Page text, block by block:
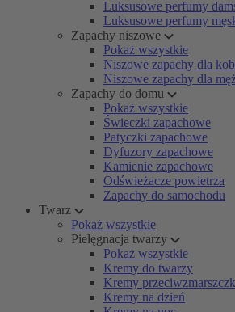
Luksusowe perfumy
Luksusowe perfumy
Zapachy niszowe
Pokaż wszystkie
Niszowe zapachy dla
Niszowe zapachy dla
Zapachy do domu
Pokaż wszystkie
Świeczki zapachowe
Patyczki zapachowe
Dyfuzory zapachowe
Kamienie zapachowe
Odświeżacze powietrza
Zapachy do samochodu
Twarz
Pokaż wszystkie
Pielęgnacja twarzy
Pokaż wszystkie
Kremy do twarzy
Kremy
Kremy na dzień